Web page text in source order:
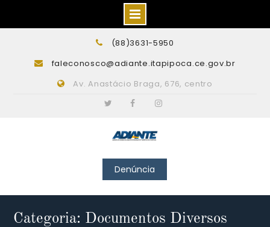
content
(88)3631-5950
faleconosco@adiante.itapipoca.ce.gov.br
Av. Anastácio Braga, 676, centro
Denúncia
Categoria: Documentos Diversos